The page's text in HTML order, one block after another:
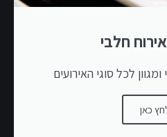
חלבי
לכל סוגי האירועים
כאן